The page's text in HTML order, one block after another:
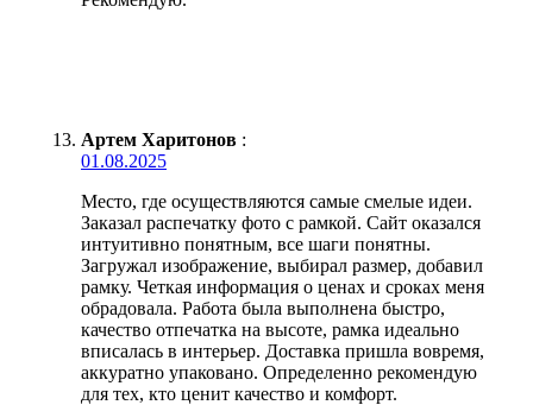
Артем Харитонов :
01.08.2025
Место, где осуществляются самые смелые идеи.
Заказал распечатку фото с рамкой. Сайт оказался
интуитивно понятным, все шаги понятны.
Загружал изображение, выбирал размер, добавил
рамку. Четкая информация о ценах и сроках меня
обрадовала. Работа была выполнена быстро,
качество отпечатка на высоте, рамка идеально
вписалась в интерьер. Доставка пришла вовремя,
аккуратно упаковано. Определенно рекомендую
для тех, кто ценит качество и комфорт.